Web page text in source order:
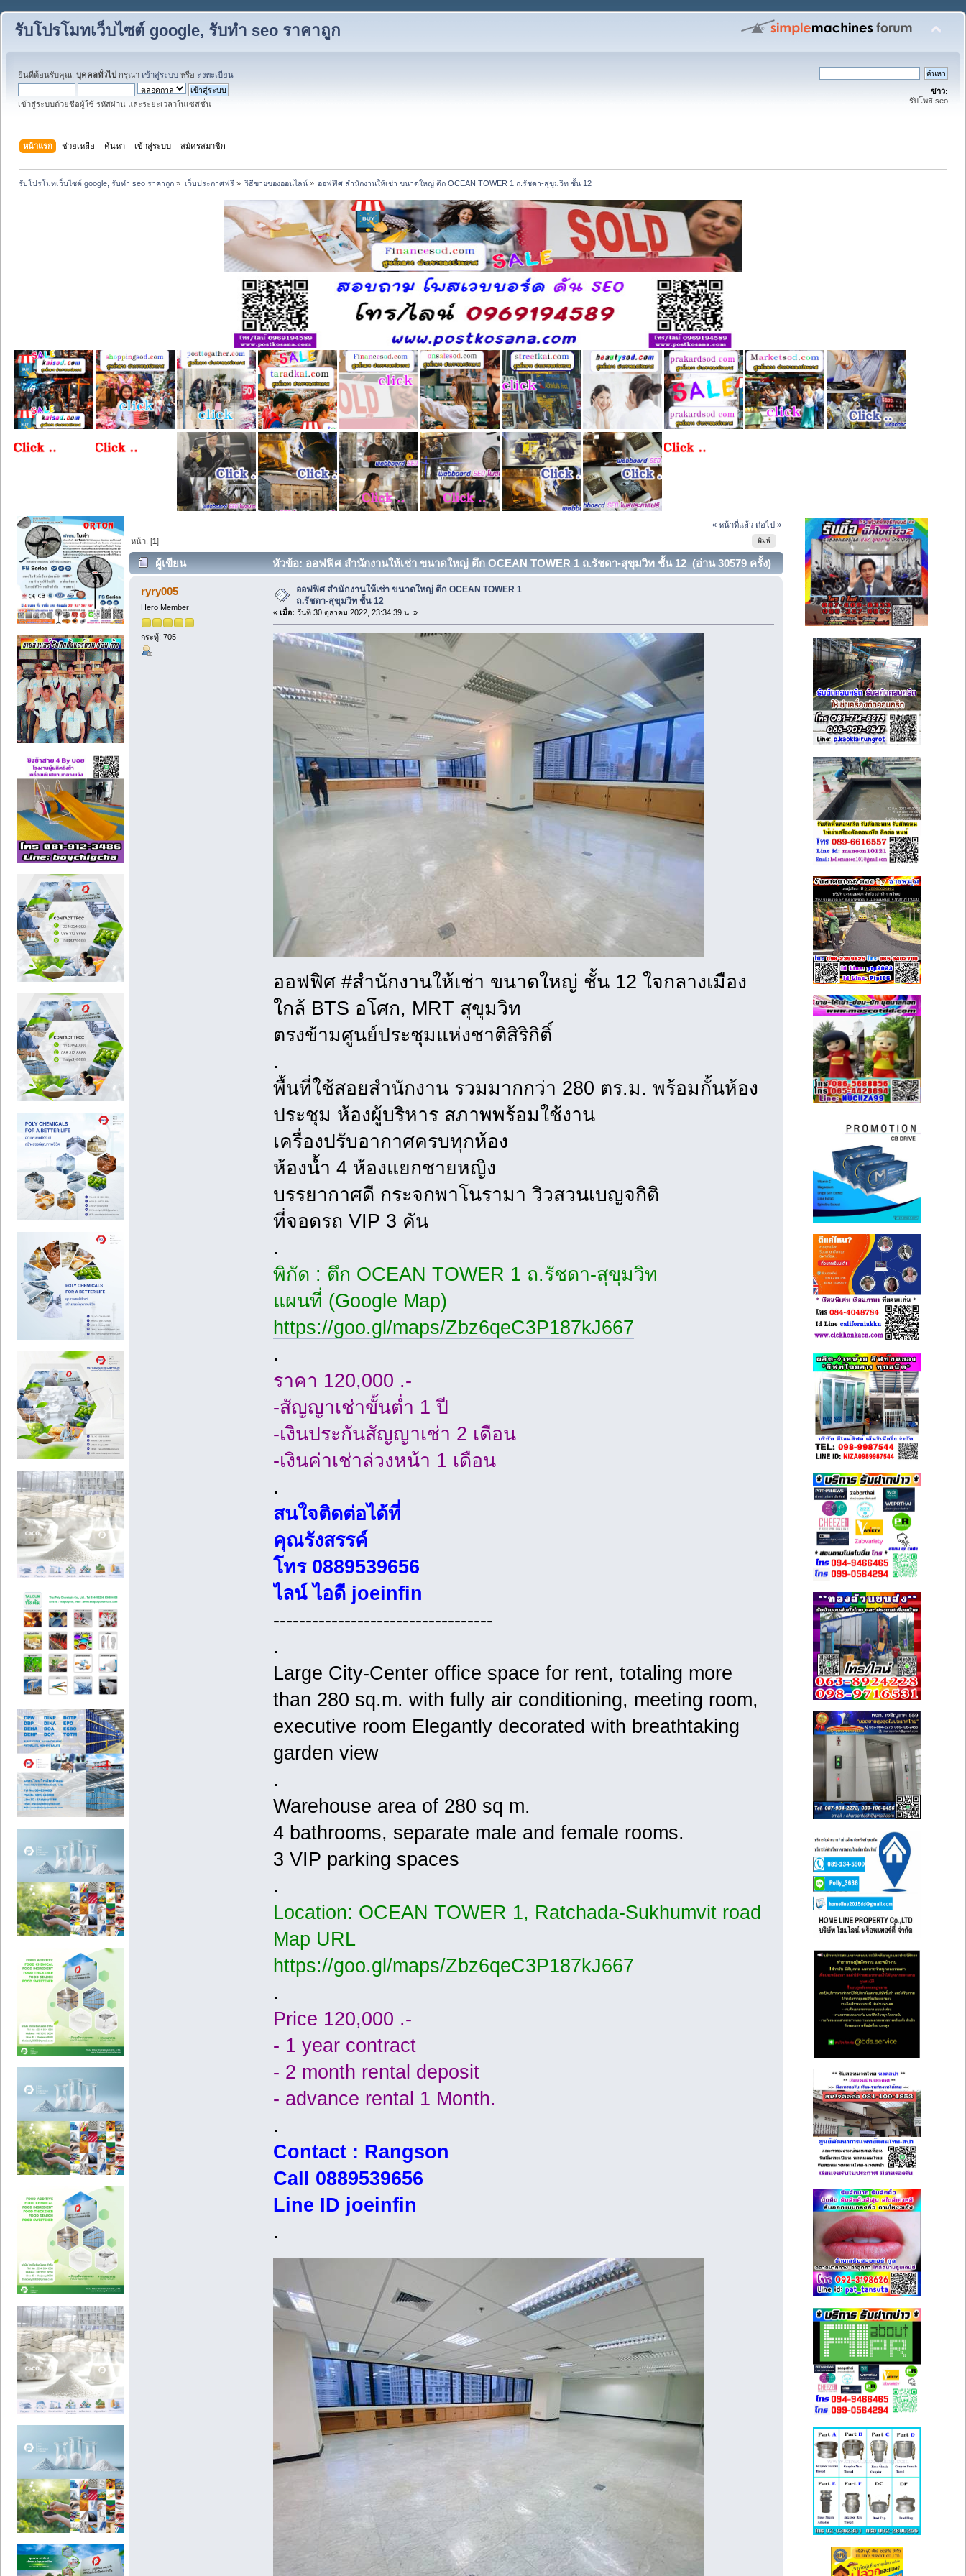
รับโปรโมทเว็บไซต์ google, รับทำ seo ราคาถูก
ยินดีต้อนรับคุณ, บุคคลทั่วไป กรุณา เข้าสู่ระบบ หรือ ลงทะเบียน
เข้าสู่ระบบด้วยชื่อผู้ใช้ รหัสผ่าน และระยะเวลาในเซสชั่น
ข่าว:
รับโพส seo
หน้าแรก ช่วยเหลือ ค้นหา เข้าสู่ระบบ สมัครสมาชิก
รับโปรโมทเว็บไซต์ google, รับทำ seo ราคาถูก » เว็บประกาศฟรี» วิธีขายของออนไลน์» ออฟฟิศ สำนักงานให้เช่า ขนาดใหญ่ ตึก OCEAN TOWER 1 ถ.รัชดา-สุขุมวิท ชั้น 12
« หน้าที่แล้ว ต่อไป »
พิมพ์
หน้า: [1]
ผู้เขียน หัวข้อ: ออฟฟิศ สำนักงานให้เช่า ขนาดใหญ่ ตึก OCEAN TOWER 1 ถ.รัชดา-สุขุมวิท ชั้น 12 (อ่าน 30579 ครั้ง)
ryry005
Hero Member
กระทู้: 705
ออฟฟิศ สำนักงานให้เช่า ขนาดใหญ่ ตึก OCEAN TOWER 1
ถ.รัชดา-สุขุมวิท ชั้น 12
« เมื่อ: วันที่ 30 ตุลาคม 2022, 23:34:39 น. »
ออฟฟิศ #สำนักงานให้เช่า ขนาดใหญ่ ชั้น 12 ใจกลางเมือง
ใกล้ BTS อโศก, MRT สุขุมวิท
ตรงข้ามศูนย์ประชุมแห่งชาติสิริกิติ์
.
พื้นที่ใช้สอยสำนักงาน รวมมากกว่า 280 ตร.ม. พร้อมกั้นห้อง
ประชุม ห้องผู้บริหาร สภาพพร้อมใช้งาน
เครื่องปรับอากาศครบทุกห้อง
ห้องน้ำ 4 ห้องแยกชายหญิง
บรรยากาศดี กระจกพาโนรามา วิวสวนเบญจกิติ
ที่จอดรถ VIP 3 คัน
.
พิกัด : ตึก OCEAN TOWER 1 ถ.รัชดา-สุขุมวิท
แผนที่ (Google Map)
https://goo.gl/maps/Zbz6qeC3P187kJ667
.
ราคา 120,000 .-
-สัญญาเช่าขั้นต่ำ 1 ปี
-เงินประกันสัญญาเช่า 2 เดือน
-เงินค่าเช่าล่วงหน้า 1 เดือน
.
สนใจติดต่อได้ที่
คุณรังสรรค์
โทร 0889539656
ไลน์ ไอดี joeinfin
----------------------------------
.
Large City-Center office space for rent, totaling more
than 280 sq.m. with fully air conditioning, meeting room,
executive room Elegantly decorated with breathtaking
garden view
.
Warehouse area of 280 sq m.
4 bathrooms, separate male and female rooms.
3 VIP parking spaces
.
Location: OCEAN TOWER 1, Ratchada-Sukhumvit road
Map URL
https://goo.gl/maps/Zbz6qeC3P187kJ667
.
Price 120,000 .-
- 1 year contract
- 2 month rental deposit
- advance rental 1 Month.
.
Contact : Rangson
Call 0889539656
Line ID joeinfin
.